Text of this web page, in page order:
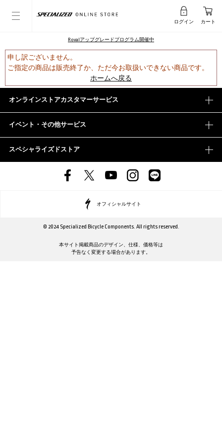
ログイン カート
Rovalアップグレードプログラム開催中
申し訳ございません。
ご指定の商品は販売終了か、ただ今お取扱いできない商品です。
ホームへ戻る
オンラインストアカスタマーサービス
イベント・その他サービス
スペシャライズドストア
オフィシャルサイト
© 2024 Specialized Bicycle Components. All rights reserved.
本サイト掲載商品のデザイン、仕様、価格等は
予告なく変更する場合があります。